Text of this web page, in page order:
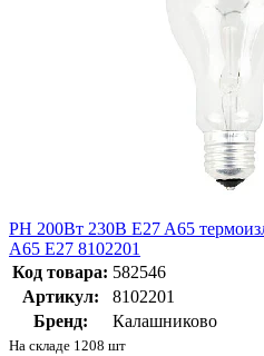
РН 200Вт 230В E27 A65
А65 E27 8102201
Код товара: 582546
Артикул:
8102201
Бренд:
Калашниково
На складе 1208 шт